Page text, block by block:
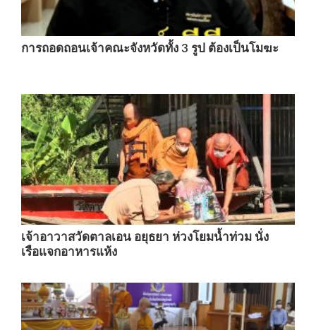
การถอดถอนเจ้าคณะจังหวัดทั้ง 3 รูป ต้องเป็นโมฆะ
เจ้าอาวาสวัดตาลเอน อยุธยา ห่วงโยมน้ำท่วม นั่ง
เรือแจกอาหารแห้ง